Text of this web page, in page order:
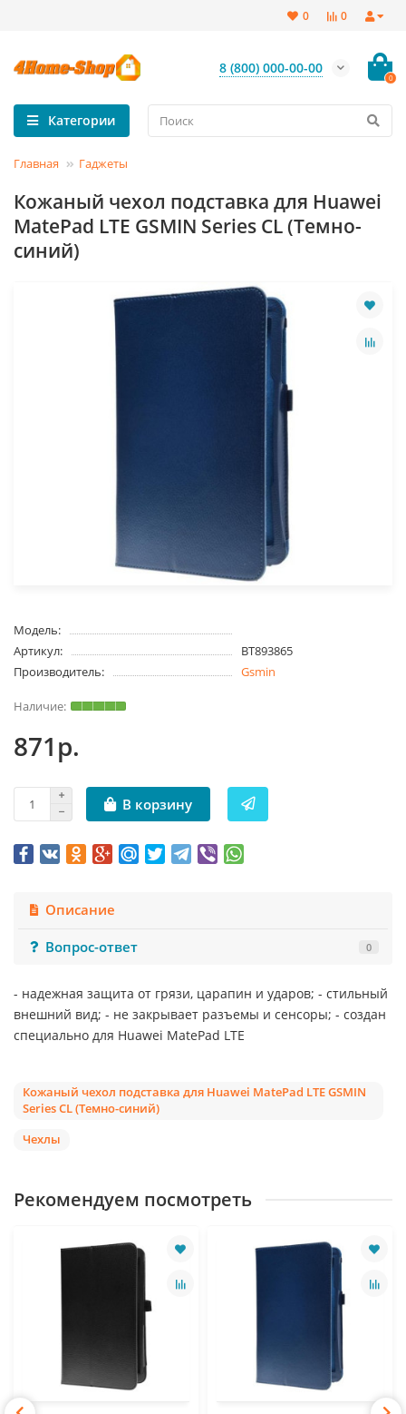
0
0
8 (800) 000-00-00
0
Категории
Главная Гаджеты
Кожаный чехол подставка для Huawei
MatePad LTE GSMIN Series CL (Темно-
синий)
Модель:
Артикул:
BT893865
Производитель:
Gsmin
871р.
В корзину
Описание
Вопрос-ответ
0
- надежная защита от грязи, царапин и ударов; - стильный
внешний вид; - не закрывает разъемы и сенсоры; - создан
специально для Huawei MatePad LTE
Кожаный чехол подставка для Huawei MatePad LTE GSMIN
Series CL (Темно-синий)
Чехлы
Рекомендуем посмотреть